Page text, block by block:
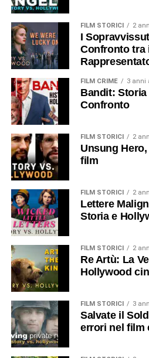
FILM STORICI 2
I
Confronto tra
FILM CRIME 3 anni
Bandit:
Confronto
FILM STORICI 2
Unsung
film
FILM STORICI 2
Lettere
Storia e
FILM STORICI 2
Re Artù: La
Hollywood
FILM STORICI 3
Salvate il
errori nel film